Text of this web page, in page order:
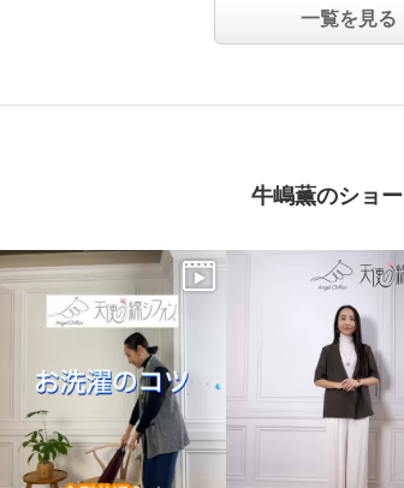
一覧を見る
牛嶋薫のショ